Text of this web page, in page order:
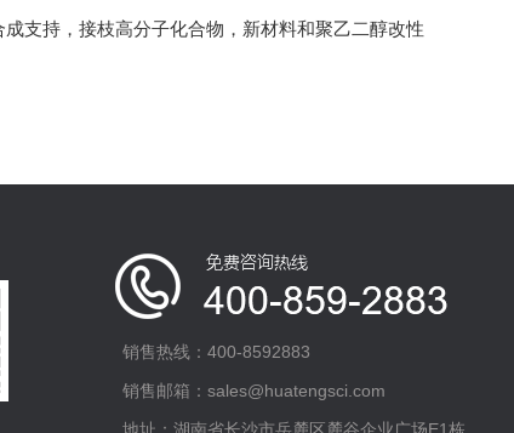
支持，接枝高分子化合物，新材料和聚乙二醇改性
销售热线：400-8592883
销售邮箱：sales@huatengsci.com